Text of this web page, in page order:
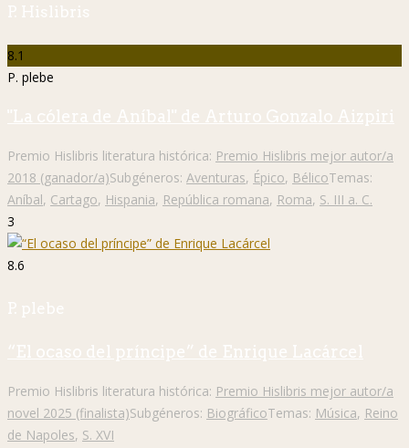
P. Hislibris
8.1
P. plebe
"La cólera de Aníbal" de Arturo Gonzalo Aizpiri
Premio Hislibris literatura histórica: Premio Hislibris mejor autor/a
2018 (ganador/a)Subgéneros: Aventuras, Épico, BélicoTemas:
Aníbal, Cartago, Hispania, República romana, Roma, S. III a. C.
3
8.6
P. plebe
“El ocaso del príncipe” de Enrique Lacárcel
Premio Hislibris literatura histórica: Premio Hislibris mejor autor/a
novel 2025 (finalista)Subgéneros: BiográficoTemas: Música, Reino
de Napoles, S. XVI